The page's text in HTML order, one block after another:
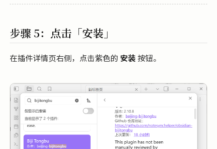
步骤 5：点击「安装」
在插件详情页右侧，点击紫色的 安装按钮。